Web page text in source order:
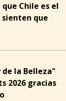
Chile es el
que
la Belleza"
2026 gracias